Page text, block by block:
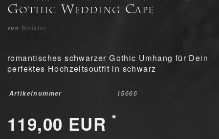
Gothic Wedding Cape
von Sinister
romantisches schwarzer Gothic Umhang für Dein
perfektes Hochzeitsoutfit in schwarz
Artikelnummer 15666
119,00 EUR*